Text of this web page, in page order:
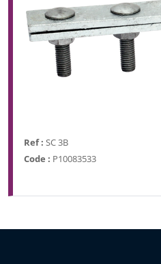
Ref : SC 3B
Code : P10083533